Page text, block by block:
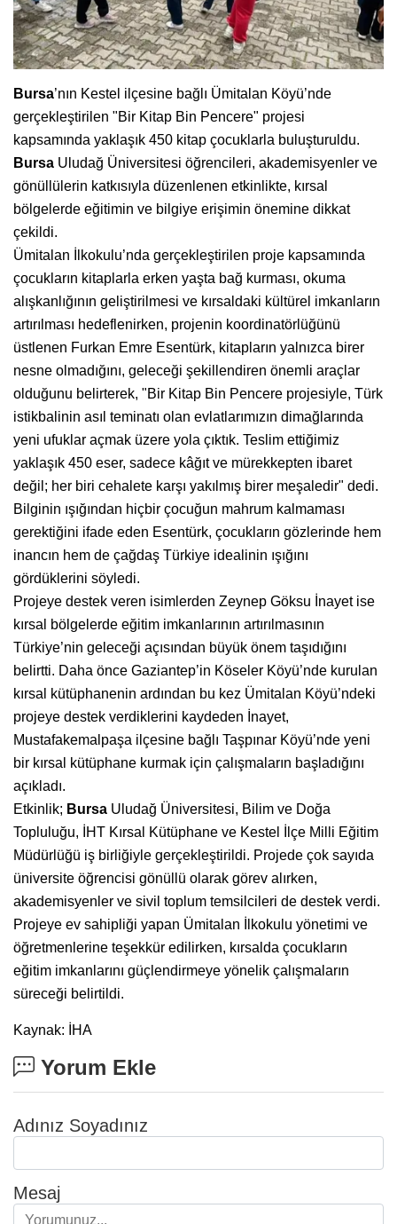
Bursa’nın Kestel ilçesine bağlı Ümitalan Köyü’nde
gerçekleştirilen "Bir Kitap Bin Pencere" projesi
kapsamında yaklaşık 450 kitap çocuklarla buluşturuldu.
Bursa Uludağ Üniversitesi öğrencileri, akademisyenler ve
gönüllülerin katkısıyla düzenlenen etkinlikte, kırsal
bölgelerde eğitimin ve bilgiye erişimin önemine dikkat
çekildi.
Ümitalan İlkokulu’nda gerçekleştirilen proje kapsamında
çocukların kitaplarla erken yaşta bağ kurması, okuma
alışkanlığının geliştirilmesi ve kırsaldaki kültürel imkanların
artırılması hedeflenirken, projenin koordinatörlüğünü
üstlenen Furkan Emre Esentürk, kitapların yalnızca birer
nesne olmadığını, geleceği şekillendiren önemli araçlar
olduğunu belirterek, "Bir Kitap Bin Pencere projesiyle, Türk
istikbalinin asıl teminatı olan evlatlarımızın dimağlarında
yeni ufuklar açmak üzere yola çıktık. Teslim ettiğimiz
yaklaşık 450 eser, sadece kâğıt ve mürekkepten ibaret
değil; her biri cehalete karşı yakılmış birer meşaledir" dedi.
Bilginin ışığından hiçbir çocuğun mahrum kalmaması
gerektiğini ifade eden Esentürk, çocukların gözlerinde hem
inancın hem de çağdaş Türkiye idealinin ışığını
gördüklerini söyledi.
Projeye destek veren isimlerden Zeynep Göksu İnayet ise
kırsal bölgelerde eğitim imkanlarının artırılmasının
Türkiye’nin geleceği açısından büyük önem taşıdığını
belirtti. Daha önce Gaziantep’in Köseler Köyü’nde kurulan
kırsal kütüphanenin ardından bu kez Ümitalan Köyü’ndeki
projeye destek verdiklerini kaydeden İnayet,
Mustafakemalpaşa ilçesine bağlı Taşpınar Köyü’nde yeni
bir kırsal kütüphane kurmak için çalışmaların başladığını
açıkladı.
Etkinlik; Bursa Uludağ Üniversitesi, Bilim ve Doğa
Topluluğu, İHT Kırsal Kütüphane ve Kestel İlçe Milli Eğitim
Müdürlüğü iş birliğiyle gerçekleştirildi. Projede çok sayıda
üniversite öğrencisi gönüllü olarak görev alırken,
akademisyenler ve sivil toplum temsilcileri de destek verdi.
Projeye ev sahipliği yapan Ümitalan İlkokulu yönetimi ve
öğretmenlerine teşekkür edilirken, kırsalda çocukların
eğitim imkanlarını güçlendirmeye yönelik çalışmaların
süreceği belirtildi.
Kaynak: İHA
Yorum Ekle
Adınız Soyadınız
Mesaj